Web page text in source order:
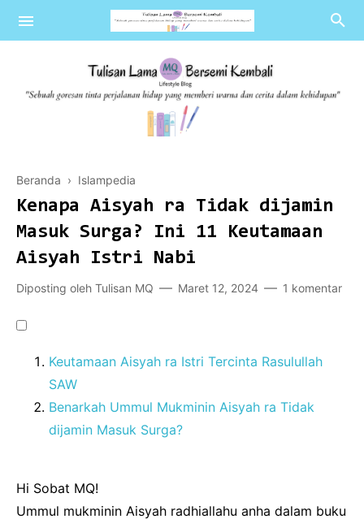
Literasi
Review
Blogpedia
Beranda › Islampedia
Kenapa Aisyah ra Tidak dijamin
Masuk Surga? Ini 11 Keutamaan
Aisyah Istri Nabi
Diposting oleh Tulisan MQ Maret 12, 2024 1 komentar
Keutamaan Aisyah ra Istri Tercinta Rasulullah
SAW
Benarkah Ummul Mukminin Aisyah ra Tidak
dijamin Masuk Surga?
Hi Sobat MQ!
Ummul mukminin Aisyah radhiallahu anha dalam buku